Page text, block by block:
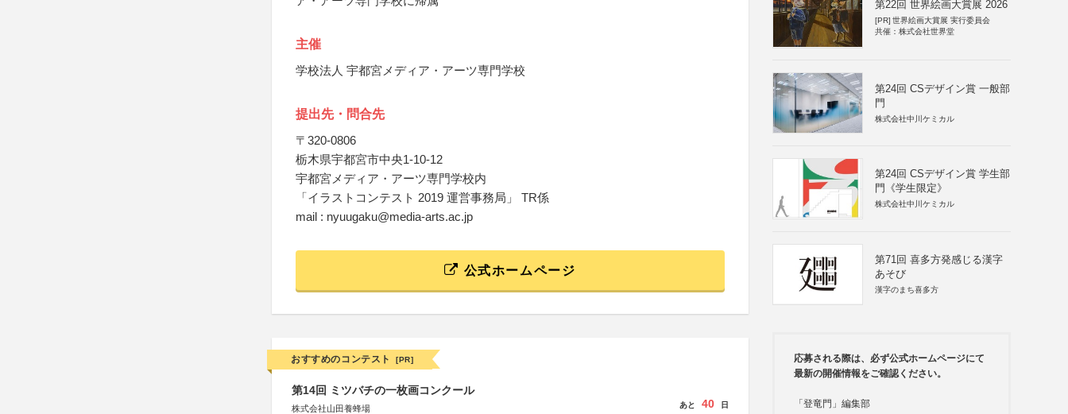
主催
学校法人 宇都宮メディア・アーツ専門学校
提出先・問合先
〒320-0806
栃木県宇都宮市中央1-10-12
宇都宮メディア・アーツ専門学校内
「イラストコンテスト 2019 運営事務局」 TR係
mail : nyuugaku@media-arts.ac.jp
公式ホームページ
おすすめのコンテスト [PR]
第14回 ミツバチの一枚画コンクール
株式会社山田養蜂場
あと 40 日
第22回 世界絵画大賞展 2026
[PR] 世界絵画大賞展 実行委員会
共催：株式会社世界堂
第24回 CSデザイン賞 一般部
門
株式会社中川ケミカル
第24回 CSデザイン賞 学生部
門《学生限定》
株式会社中川ケミカル
第71回 喜多方発感じる漢字
あそび
漢字のまち喜多方
応募される際は、必ず公式ホームページにて
最新の開催情報をご確認ください。
「登竜門」編集部